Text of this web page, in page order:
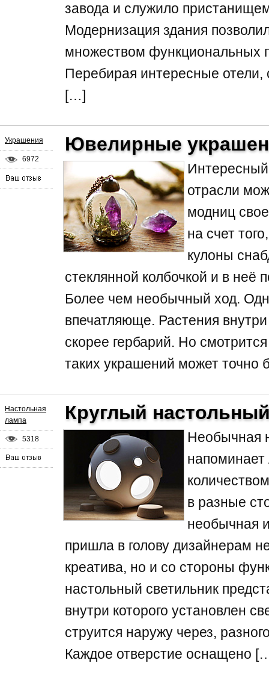
завода и служило
Модернизация здания
множеством функциональных
Перебирая интересные отели,
[…]
Украшения
6972
Ювелирные
отрасли
модниц
на счет
кулоны
стеклянной колбочкой и в неё
Более чем необычный ход.
впечатляюще. Растения
скорее гербарий. Но
таких украшений может точно
Настольная
лампа
5318
Круглый
Необычная
в разные
необычная
пришла в голову дизайнерам
креатива, но и со стороны
настольный светильник
внутри которого установлен
струится наружу через,
Каждое отверстие оснащено